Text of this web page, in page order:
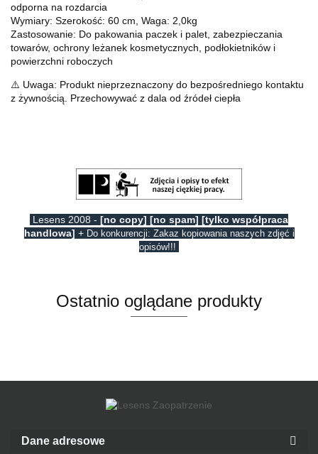
odporna na rozdarcia
Wymiary: Szerokość: 60 cm, Waga: 2,0kg
Zastosowanie: Do pakowania paczek i palet, zabezpieczania
towarów, ochrony leżanek kosmetycznych, podłokietników i
powierzchni roboczych
⚠️ Uwaga: Produkt nieprzeznaczony do bezpośredniego kontaktu
z żywnością. Przechowywać z dala od źródeł ciepła
Lesens 2008 - [no copy] [no spam] [tylko współpraca
handlowa] + Do konkurencji: Zakaz kopiowania naszych zdjęć i
opisów!!!
Ostatnio oglądane produkty
Dane adresowe